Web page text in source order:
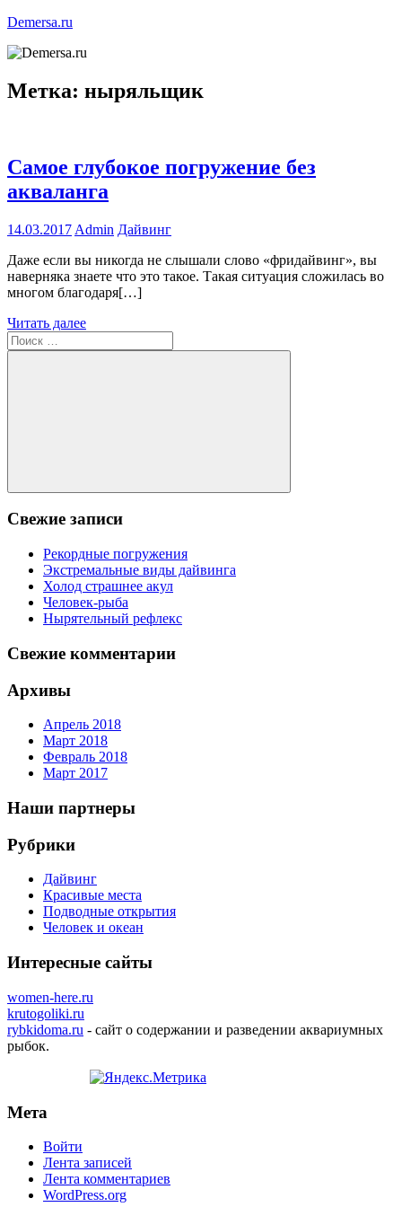
Перейти
содержимому
Demersa.ru
в
морские
Метка: ныряльщик
Самое глубокое погружение без
акваланга
14.03.2017 Admin Дайвинг
Даже если вы никогда не слышали слово «фридайвинг», вы
наверняка знаете что это такое. Такая ситуация сложилась во
многом благодаря[…]
Читать далее
Поиск
для:
Поиск
Свежие записи
Рекордные погружения
Экстремальные виды дайвинга
Холод страшнее акул
Человек-рыба
Нырятельный рефлекс
Свежие комментарии
Архивы
Апрель 2018
Март 2018
Февраль 2018
Март 2017
Наши партнеры
Рубрики
Дайвинг
Красивые места
Подводные открытия
Человек и океан
Интересные сайты
women-here.ru
krutogoliki.ru
rybkidoma.ru - сайт о содержании и разведении аквариумных
рыбок.
Мета
Войти
Лента записей
Лента комментариев
WordPress.org